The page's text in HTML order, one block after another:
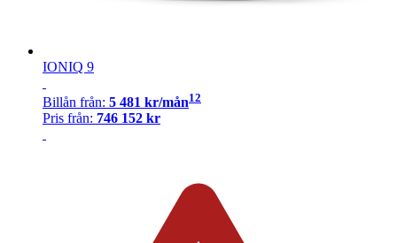
IONIQ 9
Billån från: 5 481 kr/mån12
Pris från: 746 152 kr